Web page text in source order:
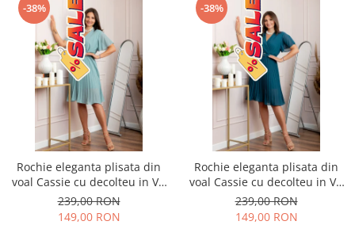
-38%
Rochie eleganta plisata din
voal Cassie cu decolteu in V -
Bleu
239,00 RON
149,00 RON
-38%
Rochie eleganta plisata din
voal Cassie cu decolteu in V -
Turcoaz
239,00 RON
149,00 RON